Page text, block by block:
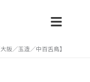
阪／玉造／中百舌鳥】